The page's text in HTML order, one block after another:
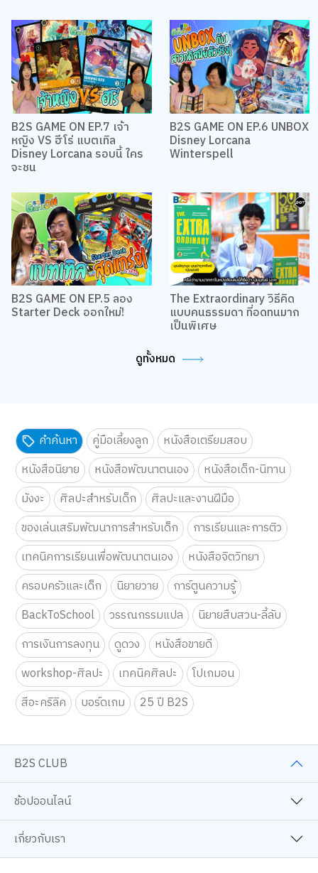
B2S GAME ON EP.7 เจ้า
หญิง VS ฮีโร่ แบตเทิล
Disney Lorcana รอบนี้ ใคร
จะชน
B2S GAME ON EP.6 UNBOX
Disney Lorcana
Winterspell
B2S GAME ON EP.5 ลอง
Starter Deck ออกใหม่!
The Extraordinary วิธีคิด
แบบคนธรรมดา ที่อดทนมาก
เป็นพิเศษ
ดูทั้งหมด
คำค้นหา คู่มือเลี้ยงลูก
หนังสือเตรียมสอบ
หนังสือนิยาย
หนังสือพัฒนาตนเอง
หนังสือเด็ก-นิทาน
มังงะ
ศิลปะสำหรับเด็ก
ศิลปะและงานฝีมือ
ของเล่นเสริมพัฒนาการสำหรับเด็ก
การเรียนและการติว
เทคนิคการเรียนเพื่อพัฒนาตนเอง
หนังสือจิตวิทยา
ครอบครัวและเด็ก
นิยายวาย
การ์ตูนความรู้
BackToSchool
วรรณกรรมแปล
นิยายสืบสวน-ลี้ลับ
การเงินการลงทุน
ดูดวง
หนังสือขายดี
workshop-ศิลปะ
เทคนิคศิลปะ
โปเกมอน
สีอะคริลิค
บอร์ดเกม 25 ปี B2S
B2S CLUB
ช้อปออนไลน์
เกี่ยวกับเรา